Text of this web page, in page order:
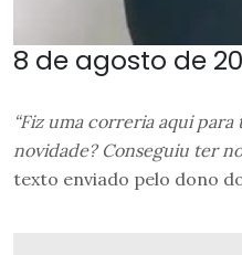
8 de agosto de
“Fiz uma correria aqui
novidade? Conseguiu ter
texto enviado pelo dono